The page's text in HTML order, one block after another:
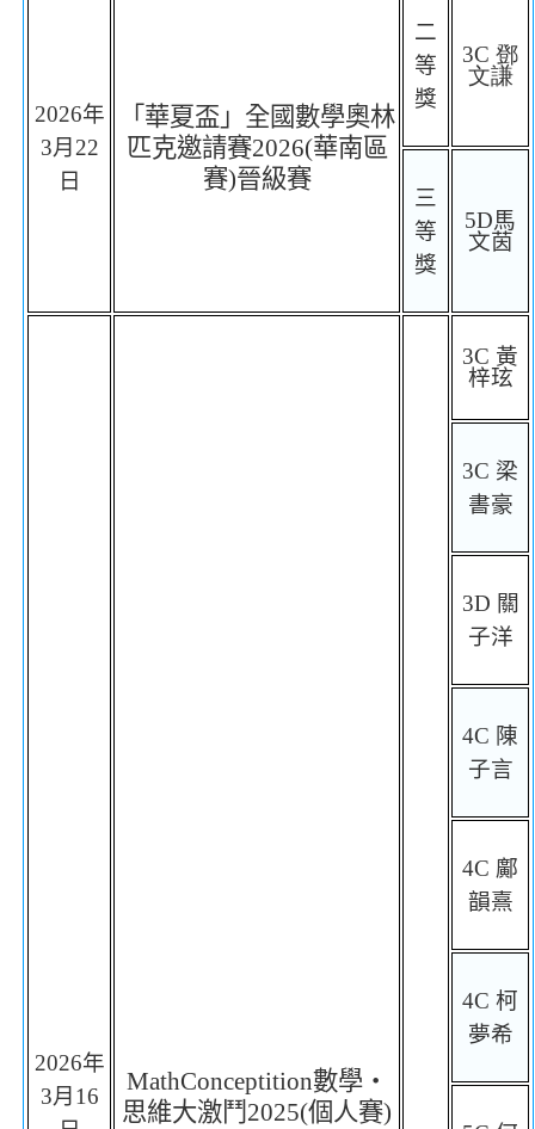
2026年
3月 22
日
「華夏盃」全國數學奧林
匹克邀請賽2026(華南區
賽)晉級賽
二
等
獎
3C 鄧
文謙
三
等
獎
5D馬
文茵
2026年
3月 16
MathConceptition數學‧
思維大激鬥 2025(個人賽)
3C 黃
梓玹
3C 梁
書豪
3D 關
子洋
4C 陳
子言
4C 鄺
韻熹
4C 柯
夢希